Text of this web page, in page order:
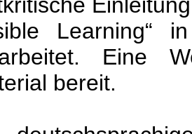
Learning“
Eine
bereit.